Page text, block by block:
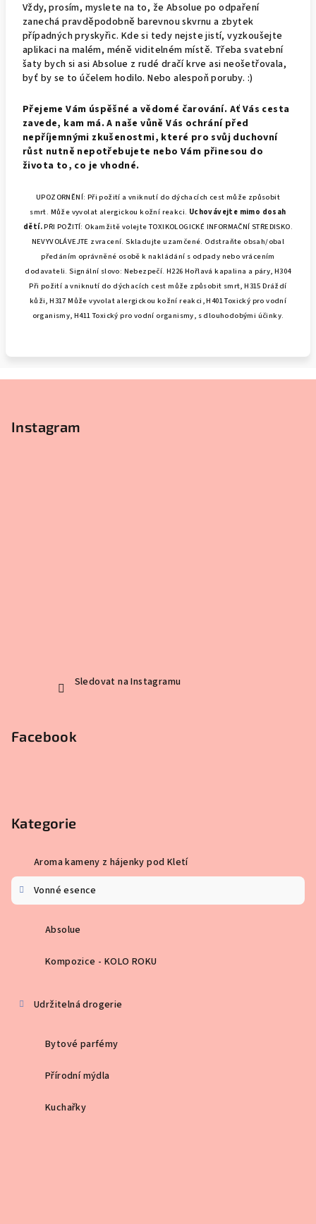
Vždy, prosím, myslete na to, že Absolue po odpaření
zanechá pravděpodobně barevnou skvrnu a zbytek
případných pryskyřic. Kde si tedy nejste jistí, vyzkoušejte
aplikaci na malém, méně viditelném místě. Třeba svatební
šaty bych si asi Absolue z rudé dračí krve asi neošetřovala,
byť by se to účelem hodilo. Nebo alespoň poruby. :)
Přejeme Vám úspěšné a vědomé čarování. Ať Vás cesta
zavede, kam má. A naše vůně Vás ochrání před
nepříjemnými zkušenostmi, které pro svůj duchovní
růst nutně nepotřebujete nebo Vám přinesou do
života to, co je vhodné.
UPOZORNĚNÍ: Při požití a vniknutí do dýchacích cest může způsobit
smrt. Může vyvolat alergickou kožní reakci. Uchovávejte mimo dosah
dětí.PŘI POŽITÍ: Okamžitě volejte TOXIKOLOGICKÉ INFORMAČNÍ STŘEDISKO.
NEVYVOLÁVEJTE zvracení. Skladujte uzamčené. Odstraňte obsah/obal
předáním oprávněné osobě k nakládání s odpady nebo vrácením
dodavateli. Signální slovo: Nebezpečí. H226 Hořlavá kapalina a páry, H304
Při požití a vniknutí do dýchacích cest může způsobit smrt, H315 Dráždí
kůži, H317 Může vyvolat alergickou kožní reakci, H401 Toxický pro vodní
organismy, H411 Toxický pro vodní organismy, s dlouhodobými účinky.
Instagram
Sledovat na Instagramu
Facebook
Kategorie
Aroma kameny z hájenky pod Kletí
Vonné esence
Absolue
Kompozice - KOLO ROKU
Udržitelná drogerie
Bytové parfémy
Přírodní mýdla
Kuchařky